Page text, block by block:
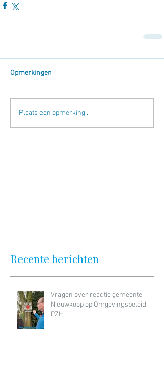
Opmerkingen
Plaats een opmerking...
Recente berichten
Vragen over reactie gemeente
Nieuwkoop op Omgevingsbeleid
PZH